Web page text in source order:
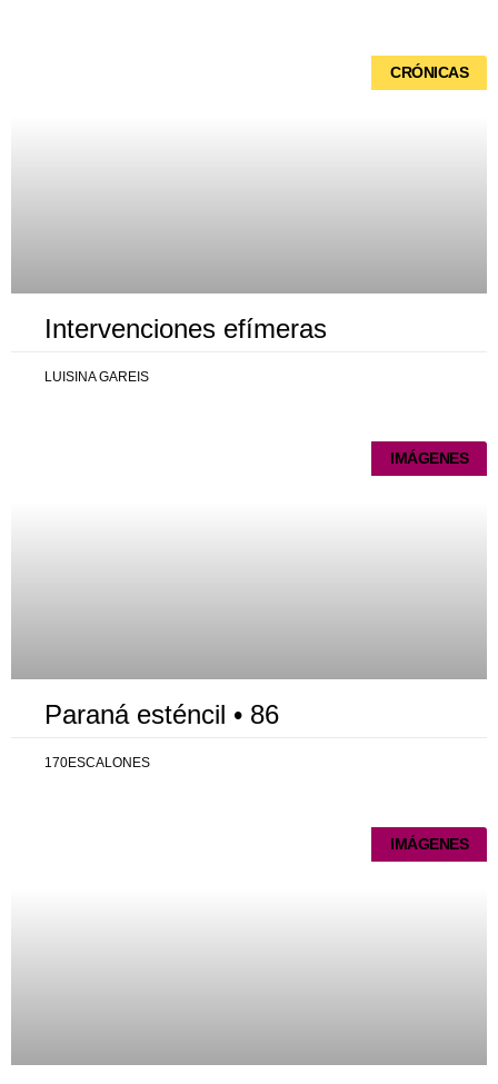
CRÓNICAS
Intervenciones efímeras
LUISINA GAREIS
IMÁGENES
Paraná esténcil • 86
170ESCALONES
IMÁGENES